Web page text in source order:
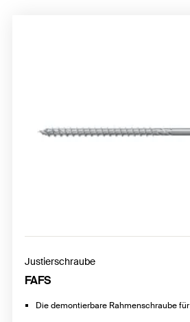
Justierschraube
FAFS
Die demontierbare Rahmenschraube